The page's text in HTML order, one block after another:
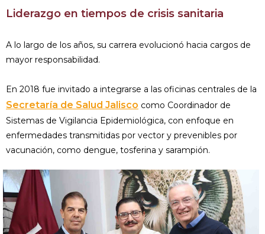
Liderazgo en tiempos de crisis sanitaria
A lo largo de los años, su carrera evolucionó hacia cargos de
mayor responsabilidad.
En 2018 fue invitado a integrarse a las oficinas centrales de la
Secretaría de Salud Jalisco como Coordinador de
Sistemas de Vigilancia Epidemiológica, con enfoque en
enfermedades transmitidas por vector y prevenibles por
vacunación, como dengue, tosferina y sarampión.